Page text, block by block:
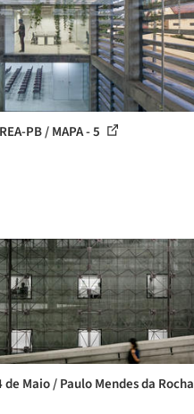
PB / MAPA - 5
Maio / Paulo Mendes da Rocha